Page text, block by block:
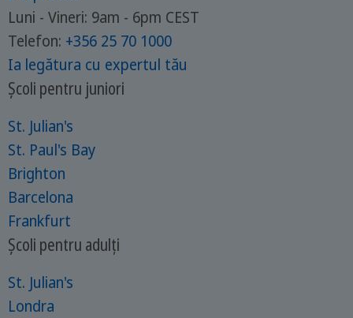
Luni - Vineri: 9am - 6pm CEST
Telefon: +356 25 70 1000
Ia legătura cu expertul tău
Școli pentru juniori
St. Julian's
St. Paul's Bay
Brighton
Barcelona
Frankfurt
Școli pentru adulți
St. Julian's
Londra